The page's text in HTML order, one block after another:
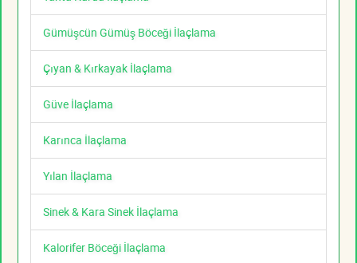
Gümüşcün Gümüş Böceği İlaçlama
Çıyan & Kırkayak İlaçlama
Güve İlaçlama
Karınca İlaçlama
Yılan İlaçlama
Sinek & Kara Sinek İlaçlama
Kalorifer Böceği İlaçlama